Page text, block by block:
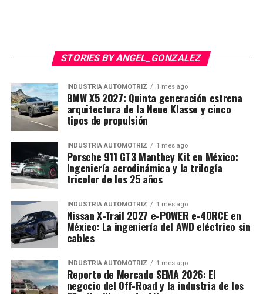
STORIES BY ANGEL_GONZALEZ
INDUSTRIA AUTOMOTRIZ 1 mes ago
BMW X5 2027: Quinta generación estrena
arquitectura de la Neue Klasse y cinco
tipos de propulsión
INDUSTRIA AUTOMOTRIZ 1 mes ago
Porsche 911 GT3 Manthey Kit en México:
Ingeniería aerodinámica y la trilogía
tricolor de los 25 años
INDUSTRIA AUTOMOTRIZ 1 mes ago
Nissan X-Trail 2027 e-POWER e-4ORCE en
México: La ingeniería del AWD eléctrico sin
cables
INDUSTRIA AUTOMOTRIZ 1 mes ago
Reporte de Mercado SEMA 2026: El
negocio del Off-Road y la industria de los